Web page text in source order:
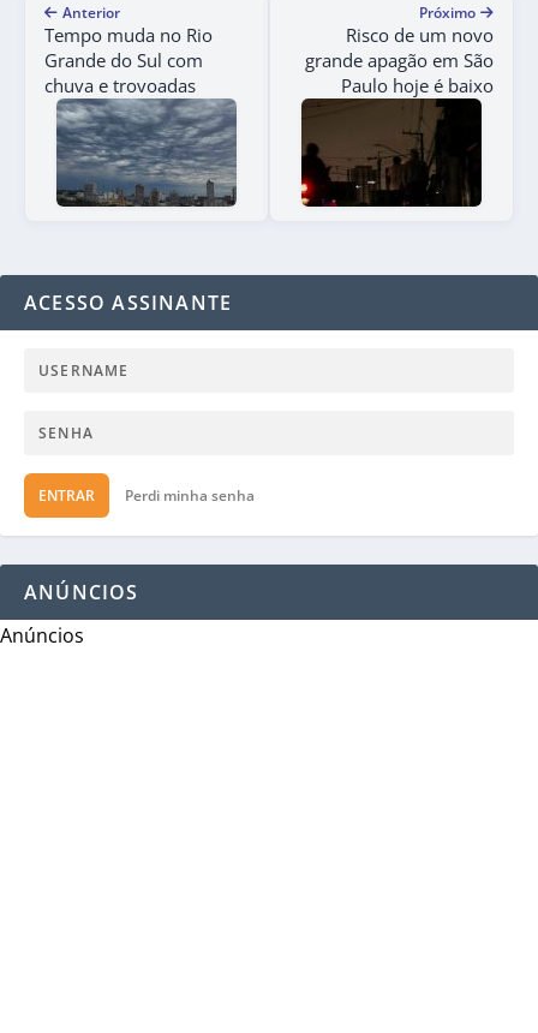
Anterior
Tempo muda no Rio
Grande do Sul com
chuva e trovoadas
Próximo
Risco de um novo
grande apagão em São
Paulo hoje é baixo
ACESSO ASSINANTE
ENTRAR Perdi minha senha
ANÚNCIOS
Anúncios